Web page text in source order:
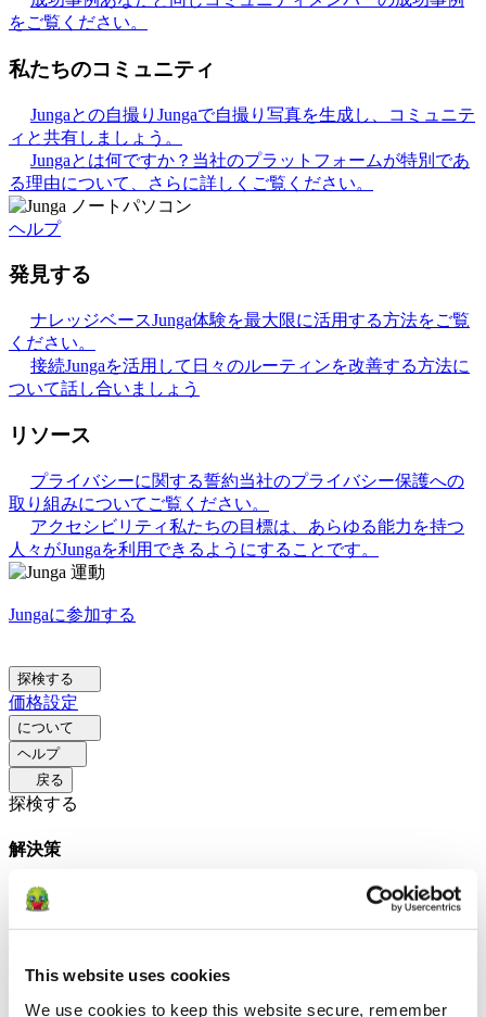
This website uses cookies
We use cookies to keep this website secure, remember
をご覧ください。
私たちのコミュニティ
Jungaとの自撮り Jungaで自撮り写真を生成し、コミュニテ
ィと共有しましょう。
Jungaとは何ですか？ 当社のプラットフォームが特別であ
る理由について、さらに詳しくご覧ください。
ヘルプ
発見する
ナレッジベースJunga体験を最大限に活用する方法をご覧
ください。
接続Jungaを活用して日々のルーティンを改善する方法に
ついて話し合いましょう
リソース
プライバシーに関する誓約当社のプライバシー保護への
取り組みについてご覧ください。
アクセシビリティ私たちの目標は、あらゆる能力を持つ
人々がJungaを利用できるようにすることです。
Jungaに参加する
探検する
価格設定
について
ヘルプ
戻る
探検する
解決策
保護者の方へ
親がJungaを使って日常のルーティンを円滑
にし、前向きな行動を促す方法を学びましょう。
教育関
向きな環境を促すのをどのように支援するか学びましょう。
ソーシャルグループ向けJungaを通じて、社会集団がコミ